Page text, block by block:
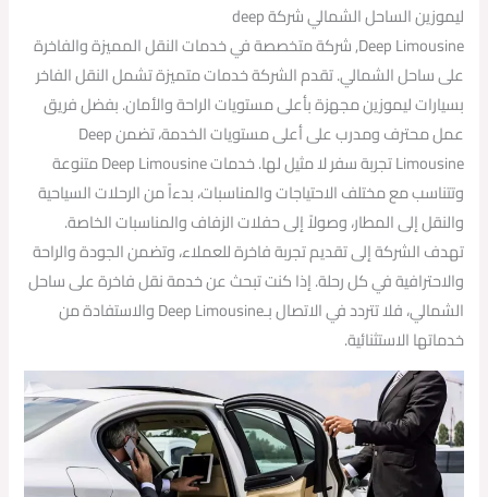
ليموزين الساحل الشمالي شركة deep
Deep Limousine, شركة متخصصة في خدمات النقل المميزة والفاخرة
على ساحل الشمالي. تقدم الشركة خدمات متميزة تشمل النقل الفاخر
بسيارات ليموزين مجهزة بأعلى مستويات الراحة والأمان. بفضل فريق
عمل محترف ومدرب على أعلى مستويات الخدمة، تضمن Deep
Limousine تجربة سفر لا مثيل لها. خدمات Deep Limousine متنوعة
وتتناسب مع مختلف الاحتياجات والمناسبات، بدءاً من الرحلات السياحية
والنقل إلى المطار، وصولاً إلى حفلات الزفاف والمناسبات الخاصة.
تهدف الشركة إلى تقديم تجربة فاخرة للعملاء، وتضمن الجودة والراحة
والاحترافية في كل رحلة. إذا كنت تبحث عن خدمة نقل فاخرة على ساحل
الشمالي، فلا تتردد في الاتصال بـDeep Limousine والاستفادة من
خدماتها الاستثنائية.